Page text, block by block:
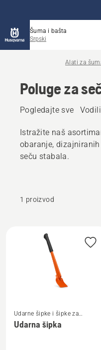
Šuma i bašta
Srpski
Alati za
Poluge za
Pogledajte sve
Istražite naš
obaranje,
seču stabala.
1 proizvod
proizvode
više
detalja
Udarne šipke i šipke za
lomljenje
Udarna šipka